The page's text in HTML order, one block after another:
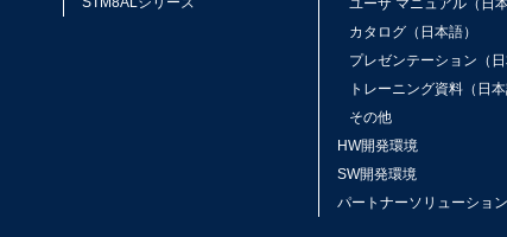
ユーザ マニュアル（日
カタログ（日本語）
プレゼンテーション（
トレーニング資料（日
その他
HW開発環境
SW開発環境
パートナーソリューション